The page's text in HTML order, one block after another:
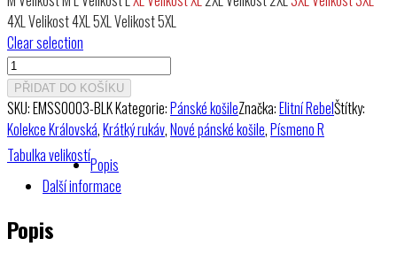
4XL Velikost 4XL 5XL Velikost 5XL
Clear selection
Pánská
košile
Royal
(černá)
množství
PŘIDAT DO KOŠÍKU
SKU:EMSS0003-BLKKategorie:Pánské košileZnačka:Elitní RebelŠtítky:
Kolekce Královská,Krátký rukáv,Nové pánské košile,Písmeno R
Tabulka velikostíPopis
Další informace
Popis